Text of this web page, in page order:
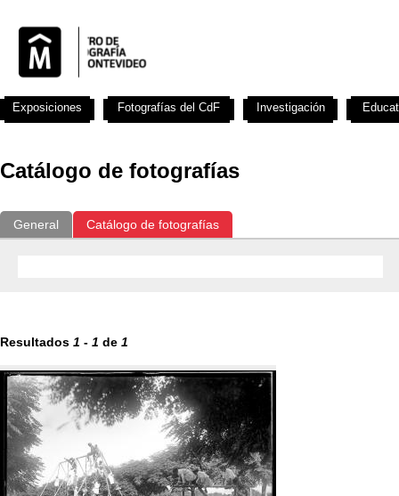
Catálogo de fotografías
General Catálogo de fotografías
Resultados 1 - 1 de 1
Exposiciones Fotografías del CdF Investigación